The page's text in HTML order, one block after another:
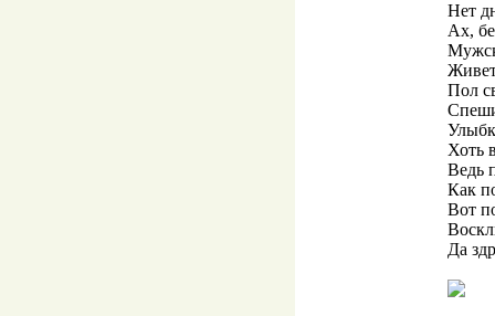
Нет
Ах,
Пол
Хоть
Ведь
Как
Вот
Да